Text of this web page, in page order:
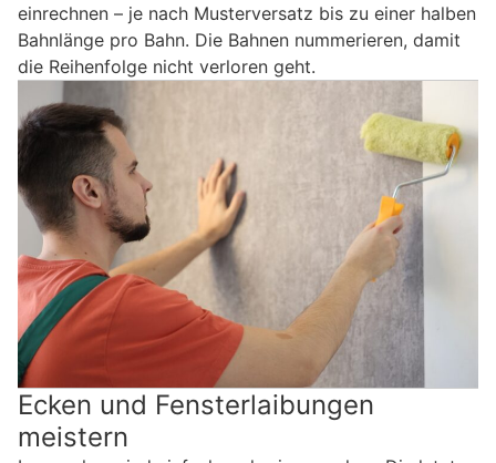
einrechnen – je nach Musterversatz bis zu einer halben
Bahnlänge pro Bahn. Die Bahnen nummerieren, damit
die Reihenfolge nicht verloren geht.
Ecken und Fensterlaibungen
meistern